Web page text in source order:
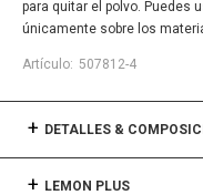
para quitar el polvo. Puedes
únicamente sobre los
507812-4
DETALLES &
LEMON PLUS